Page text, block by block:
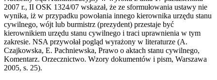
2007 r., II OSK 1324/07 wskazał, że ze sformułowania ustawy nie
wynika, iż w przypadku powołania innego kierownika urzędu stanu
cywilnego, wójt lub burmistrz (prezydent) przestaje być
kierownikiem urzędu stanu cywilnego i traci uprawnienia w tym
zakresie. NSA przywołał pogląd wyrażony w literaturze (A.
Czajkowska, E. Pachniewska, Prawo o aktach stanu cywilnego,
Komentarz. Orzecznictwo. Wzory dokumentów i pism, Warszawa
2005, s. 25).